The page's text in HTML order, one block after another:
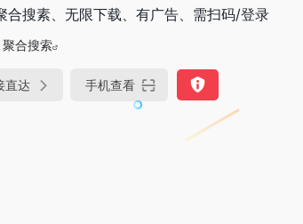
合搜素、无限下载、有广告、需扫码/登录
聚合搜索
直达 手机查看